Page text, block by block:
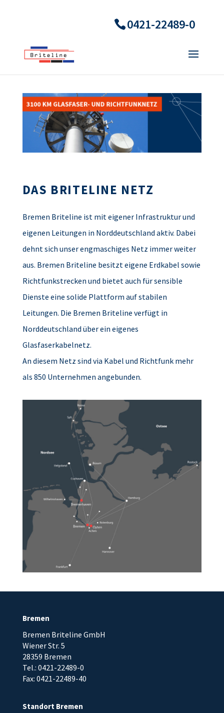
0421-22489-0
DAS BRITELINE NETZ
Bremen Briteline ist mit eigener Infrastruktur und
eigenen Leitungen in Norddeutschland aktiv. Dabei
dehnt sich unser engmaschiges Netz immer weiter
aus. Bremen Briteline besitzt eigene Erdkabel sowie
Richtfunkstrecken und bietet auch für sensible
Dienste eine solide Plattform auf stabilen
Leitungen. Die Bremen Briteline verfügt in
Norddeutschland über ein eigenes
Glasfaserkabelnetz.
An diesem Netz sind via Kabel und Richtfunk mehr
als 850 Unternehmen angebunden.
Bremen
Bremen Briteline GmbH
Wiener Str. 5
28359 Bremen
Tel.: 0421-22489-0
Fax: 0421-22489-40
Standort Bremen